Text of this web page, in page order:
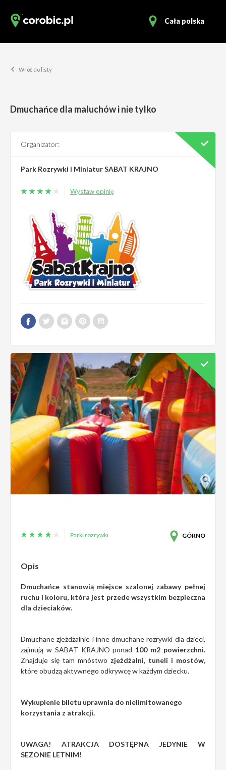
Cała polska
Wróć do listy
Dmuchańce dla maluchów i nie tylko
Organizator:
Park Rozrywki i Miniatur SABAT KRAJNO
Wystaw opinię
Parki rozrywki GÓRNO
Opis
Dmuchańce stanowią miejsce szalonej zabawy pełnej
ruchu i koloru, która jest przede wszystkim bezpieczna
dla dzieciaków.
Dmuchane zjeżdżalnie i inne dmuchane rozrywki dla dzieci,
zajmują w SABAT KRAJNO ponad 100 m2 powierzchni.
Znajduje się tam mnóstwo zjeżdżalni, tuneli i mostów,
które obudzą aktywnego odkrywcę w każdym dziecku.
Wykupienie biletu uprawnia do nielimitowanego
korzystania z atrakcji.
UWAGA! ATRAKCJA DOSTĘPNA JEDYNIE W
SEZONIE LETNIM!